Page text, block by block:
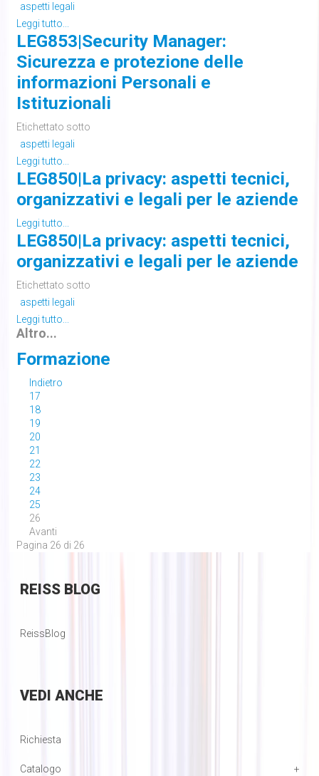
aspetti legali
Leggi tutto...
LEG853|Security Manager:
Sicurezza e protezione delle
informazioni Personali e
Istituzionali
Etichettato sotto
aspetti legali
Leggi tutto...
LEG850|La privacy: aspetti tecnici,
organizzativi e legali per le aziende
Leggi tutto...
LEG850|La privacy: aspetti tecnici,
organizzativi e legali per le aziende
Etichettato sotto
aspetti legali
Leggi tutto...
Altro...
Formazione
Indietro
17
18
19
20
21
22
23
24
25
26
Avanti
Pagina 26 di 26
REISSBLOG
ReissBlog
VEDI ANCHE
Richiesta
Catalogo